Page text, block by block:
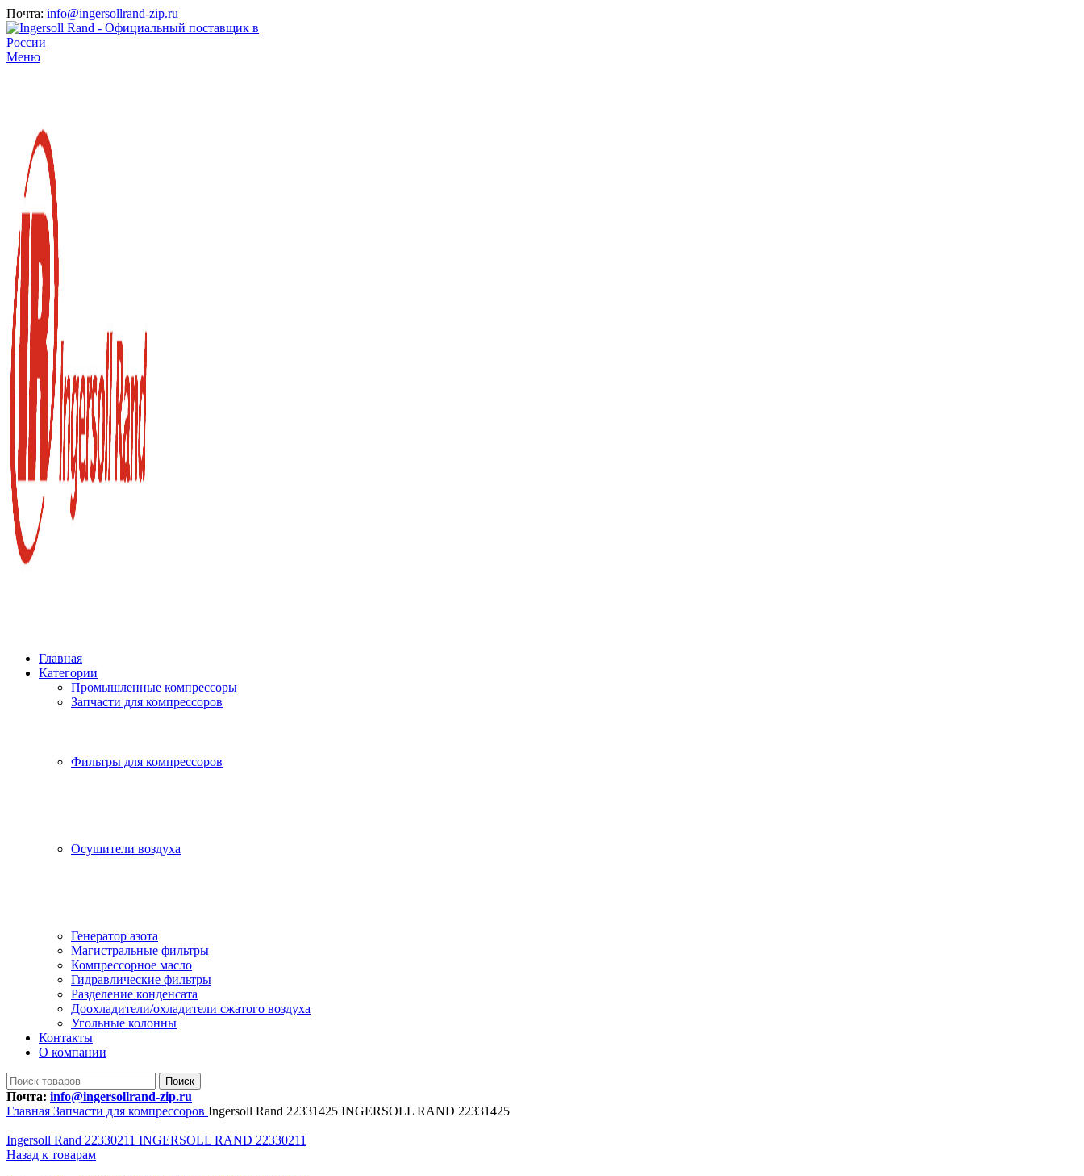
Почта: info@ingersollrand-zip.ru
Меню
Главная
Категории
Промышленные компрессоры
Запчасти для компрессоров
Фильтры для компрессоров
Осушители воздуха
Генератор азота
Магистральные фильтры
Компрессорное масло
Гидравлические фильтры
Разделение конденсата
Доохладители/охладители сжатого воздуха
Угольные колонны
Контакты
О компании
Поиск
Почта: info@ingersollrand-zip.ru
Главная Запчасти для компрессоров Ingersoll Rand 22331425 INGERSOLL RAND 22331425
Ingersoll Rand 22330211 INGERSOLL RAND 22330211
Назад к товарам